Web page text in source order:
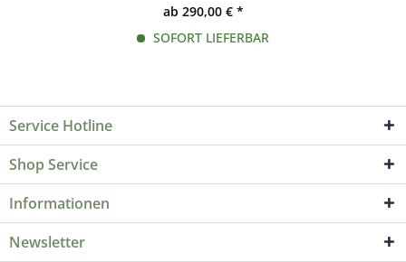
ab 290,00 € *
SOFORT LIEFERBAR
Service Hotline
Shop Service
Informationen
Newsletter